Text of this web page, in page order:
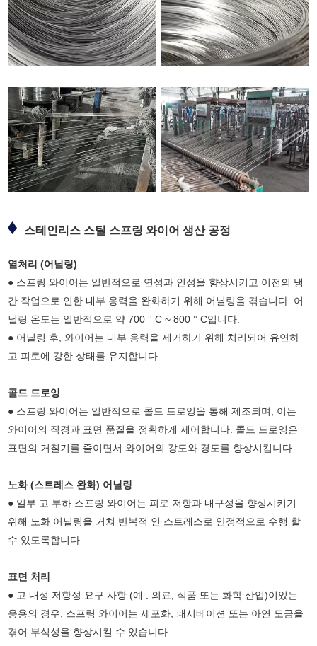
스테인리스 스틸 스프링 와이어 생산 공정
열처리 (어닐링)
● 스프링 와이어는 일반적으로 연성과 인성을 향상시키고 이전의 냉
간 작업으로 인한 내부 응력을 완화하기 위해 어닐링을 겪습니다. 어
닐링 온도는 일반적으로 약 700 ° C ~ 800 ° C입니다.
● 어닐링 후, 와이어는 내부 응력을 제거하기 위해 처리되어 유연하
고 피로에 강한 상태를 유지합니다.
콜드 드로잉
● 스프링 와이어는 일반적으로 콜드 드로잉을 통해 제조되며, 이는
와이어의 직경과 표면 품질을 정확하게 제어합니다. 콜드 드로잉은
표면의 거칠기를 줄이면서 와이어의 강도와 경도를 향상시킵니다.
노화 (스트레스 완화) 어닐링
● 일부 고 부하 스프링 와이어는 피로 저항과 내구성을 향상시키기
위해 노화 어닐링을 거쳐 반복적 인 스트레스로 안정적으로 수행 할
수 있도록합니다.
표면 처리
● 고 내성 저항성 요구 사항 (예 : 의료, 식품 또는 화학 산업)이있는
응용의 경우, 스프링 와이어는 세포화, 패시베이션 또는 아연 도금을
겪어 부식성을 향상시킬 수 있습니다.